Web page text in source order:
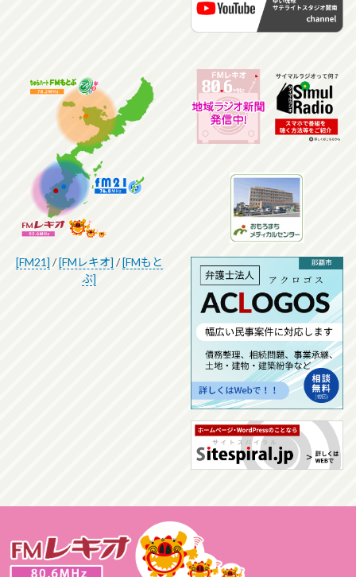
[FM21] /[FMレキオ] /[FMもと
ぶ]